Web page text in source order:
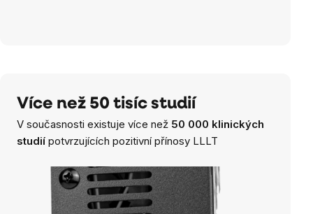
Více než 50 tisíc studií
V současnosti existuje více než 50 000 klinických
studií potvrzujících pozitivní přínosy LLLT